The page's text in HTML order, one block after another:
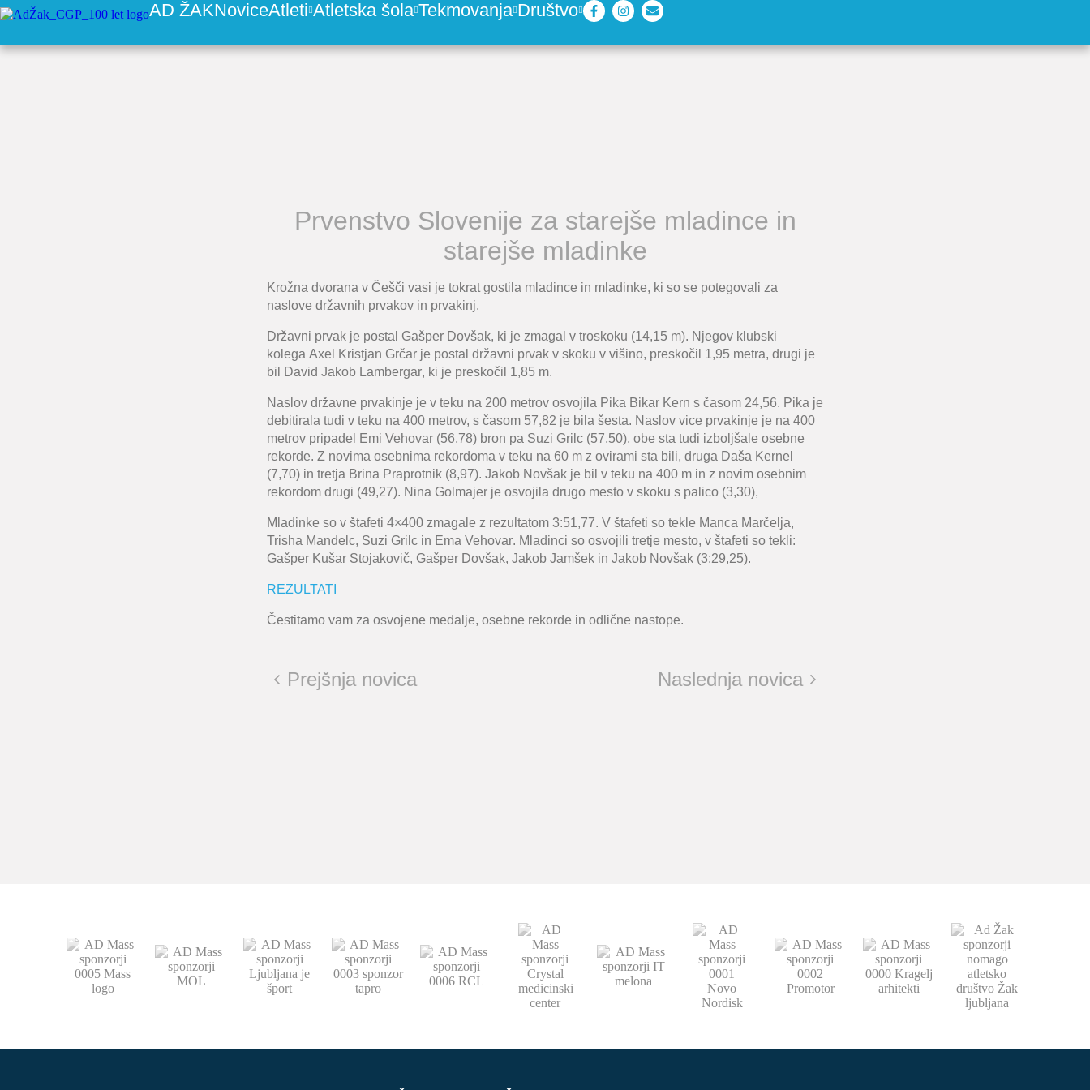
AD ŽAKNoviceAtleti Atletska šola Tekmovanja Društvo
Prvenstvo Slovenije za starejše mladince in
starejše mladinke
Krožna dvorana v Češči vasi je tokrat gostila mladince in mladinke, ki so se potegovali za
naslove državnih prvakov in prvakinj.
Državni prvak je postal Gašper Dovšak, ki je zmagal v troskoku (14,15 m). Njegov klubski
kolega Axel Kristjan Grčar je postal državni prvak v skoku v višino, preskočil 1,95 metra, drugi je
bil
David Jakob Lambergar, ki je preskočil 1,85 m.
Naslov državne prvakinje je v teku na 200 metrov osvojila Pika Bikar Kern s časom 24,56. Pika je
debitirala tudi v teku na 400 metrov, s časom 57,82 je bila šesta. Naslov vice prvakinje je na 400
metrov pripadel
Emi Vehovar (56,78) bron pa Suzi Grilc (57,50), obe sta tudi izboljšale osebne
rekorde. Z novima osebnima rekordoma v teku na 60 m z ovirami sta bili, druga Daša Kernel
(7,70) in tretja Brina Praprotnik (8,97). Jakob Novšak je bil v teku na 400 m in z novim osebnim
rekordom drugi (49,27). Nina Golmajer je osvojila drugo mesto v skoku s palico (3,30),
Mladinke so v štafeti 4×400 zmagale z rezultatom 3:51,77. V štafeti so tekle Manca Marčelja,
Trisha Mandelc, Suzi Grilc in Ema Vehovar. Mladinci so osvojili tretje mesto, v štafeti so tekli:
Gašper Kušar Stojakovič, Gašper Dovšak, Jakob Jamšek in Jakob Novšak (3:29,25).
REZULTATI
Čestitamo vam za osvojene medalje, osebne rekorde in odlične nastope.
Prejšnja novica Naslednja novica